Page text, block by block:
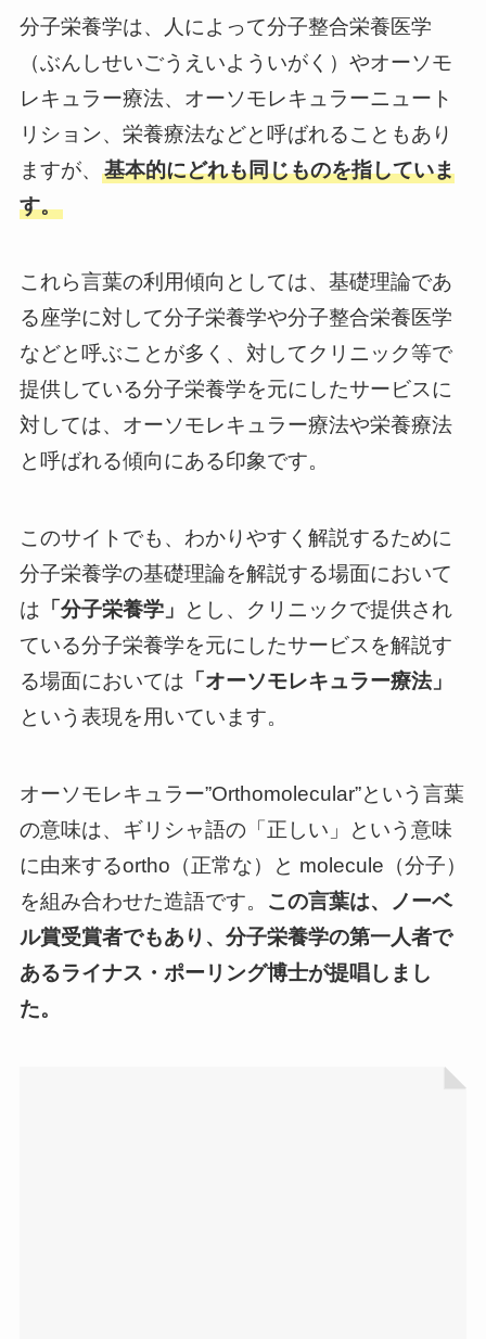
分子栄養学は、人によって分子整合栄養医学
（ぶんしせいごうえいよういがく）やオーソモ
レキュラー療法、オーソモレキュラーニュート
リション、栄養療法などと呼ばれることもあり
ますが、 基本的にどれも同じものを指していま
す。
これら言葉の利用傾向としては、基礎理論であ
る座学に対して分子栄養学や分子整合栄養医学
などと呼ぶことが多く、対してクリニック等で
提供している分子栄養学を元にしたサービスに
対しては、オーソモレキュラー療法や栄養療法
と呼ばれる傾向にある印象です。
このサイトでも、わかりやすく解説するために
分子栄養学の基礎理論を解説する場面において
は 「分子栄養学」
とし、クリニックで提供され
ている分子栄養学を元にしたサービスを解説す
る場面においては 「オーソモレキュラー療法」
という表現を用いています。
オーソモレキュラー”Orthomolecular”という言葉
の意味は、ギリシャ語の「正しい」という意味
に由来するortho（正常な）と molecule（分子）
を組み合わせた造語です。 この言葉は、ノーベ
ル賞受賞者でもあり、分子栄養学の第一人者で
あるライナス・ポーリング博士が提唱しまし
た。